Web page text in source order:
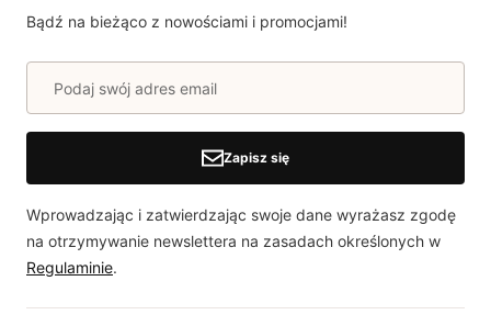
Bądź na bieżąco z nowościami i promocjami!
Zapisz się
Wprowadzając i zatwierdzając swoje dane wyrażasz zgodę
na otrzymywanie newslettera na zasadach określonych w
Regulaminie.